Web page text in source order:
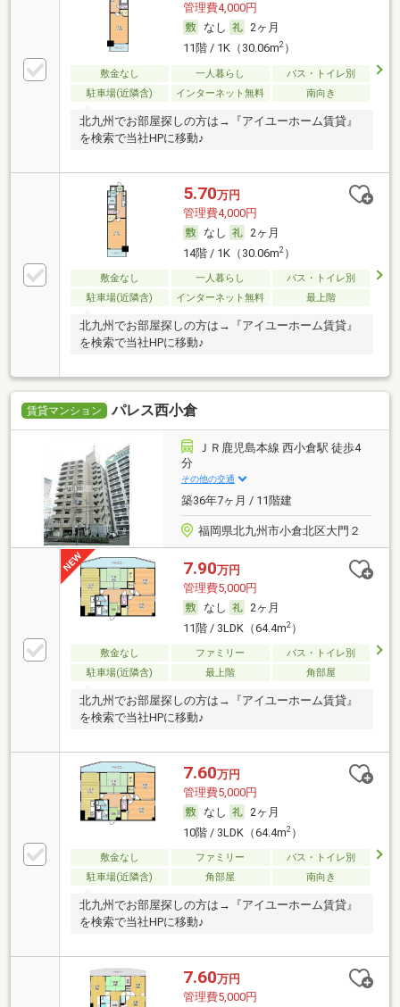
管理費4,000円
なし
2ヶ月
11階 / 1K（30.06m2）
敷金なし 一人暮らし
バス・トイレ別
駐車場(近隣含)
インターネット無料 南向き
北九州でお部屋探しの方は→『アイユーホーム賃貸』
を検索で当社HPに移動♪
5.70万円
管理費4,000円
なし
2ヶ月
14階 / 1K（30.06m2）
敷金なし 一人暮らし
バス・トイレ別
駐車場(近隣含)
インターネット無料 最上階
北九州でお部屋探しの方は→『アイユーホーム賃貸』
を検索で当社HPに移動♪
賃貸マンション パレス西小倉
ＪＲ鹿児島本線 西小倉駅 徒歩4
分
その他の交通
築36年7ヶ月 / 11階建
福岡県北九州市小倉北区大門２
7.90万円
管理費5,000円
なし
2ヶ月
11階 / 3LDK（64.4m2）
敷金なし ファミリー
バス・トイレ別
駐車場(近隣含)
最上階 角部屋
北九州でお部屋探しの方は→『アイユーホーム賃貸』
を検索で当社HPに移動♪
7.60万円
管理費5,000円
なし
2ヶ月
10階 / 3LDK（64.4m2）
敷金なし ファミリー
バス・トイレ別
駐車場(近隣含)
角部屋 南向き
北九州でお部屋探しの方は→『アイユーホーム賃貸』
を検索で当社HPに移動♪
7.60万円
管理費5,000円